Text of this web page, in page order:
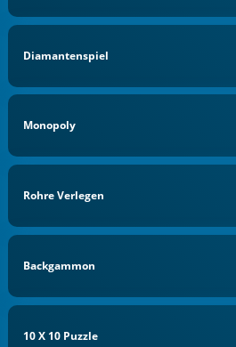
Diamantenspiel
Monopoly
Rohre Verlegen
Backgammon
10 X 10 Puzzle